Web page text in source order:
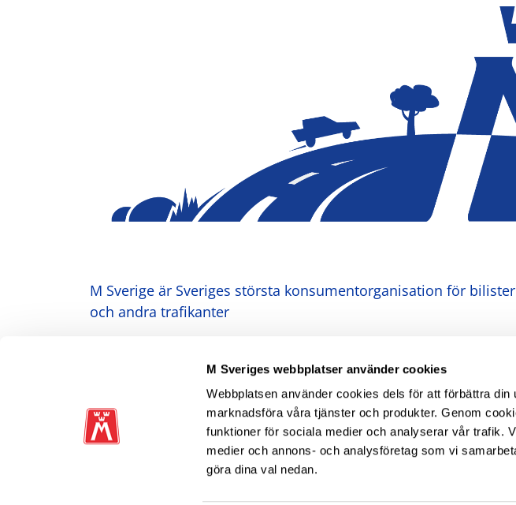
M Sveriges webbplatser använder cookies
Webbplatsen använder cookies dels för att förbättra
marknadsföra våra tjänster och produkter. Genom
funktioner för sociala medier och analyserar vår trafik.
medier och annons- och analysföretag som vi
göra dina val nedan.
M Sverige är Sveriges största konsumentorganisation för bilister
och andra trafikanter